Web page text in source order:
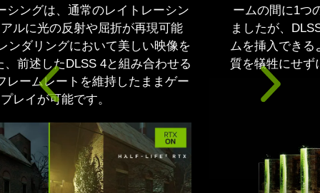
ームの間に1つのAI生成したフレームを挿入してい
ましたが、DLSS 4では最大3つのAI生成したフレー
ムを挿入できるようになり、対応ゲームにおいて画
質を犠牲にせずにフレームレートを大幅に向上でき
ます。